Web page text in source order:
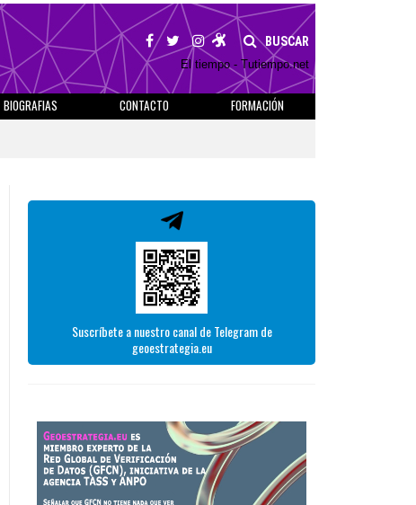
BUSCAR
El tiempo - Tutiempo.net
BIOGRAFIAS CONTACTO
FORMACIÓN
Suscríbete a nuestro canal de Telegram de
geoestrategia.eu